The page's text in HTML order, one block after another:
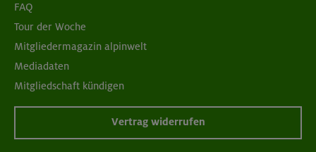
FAQ
Tour der Woche
Mitgliedermagazin alpinwelt
Mediadaten
Mitgliedschaft kündigen
Vertrag widerrufen